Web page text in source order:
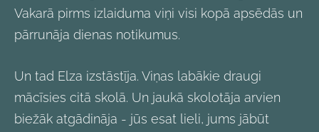
Vakarā pirms izlaiduma viņi visi kopā apsēdās un
pārrunāja dienas notikumus.
Un tad Elza izstāstīja. Viņas labākie draugi
mācīsies citā skolā. Un jaukā skolotāja arvien
biežāk atgādināja - jūs esat lieli, jums jābūt